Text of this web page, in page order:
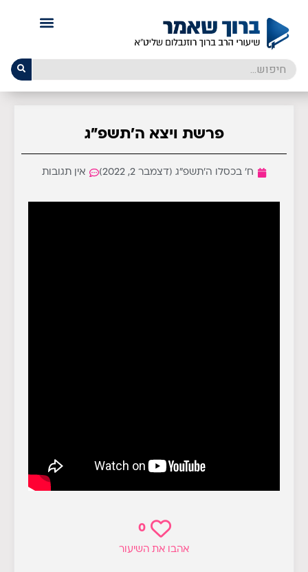
פרשת ויצא ה׳תשפ״ג
ח׳ בכסלו ה׳תשפ״ג (דצמבר 2, 2022) אין תגובות
0
אהבו את השיעור